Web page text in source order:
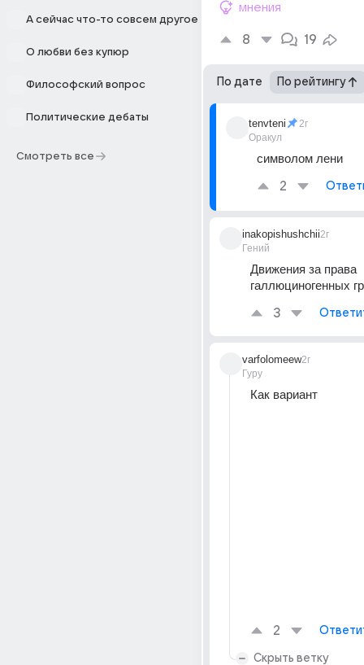
А сейчас что-то совсем другое
О любви без купюр
Философский вопрос
Политические дебаты
Смотреть все
мнения
8 19
По дате По рейтингу
tenvteni
Оракул
2г
символом лени
2
inakopishushchii
Гений
2г
Движения за права
галлюциногенных
3
varfolomeew
Гуру
2г
Как вариант
2
Скрыть ветку